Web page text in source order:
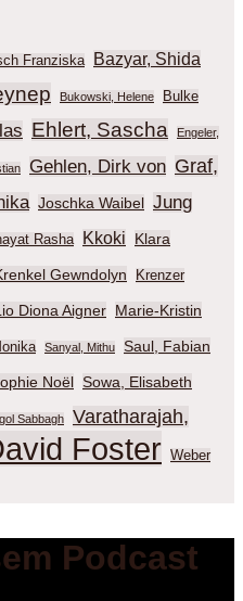
Franziska Bazyar, Shida
Bukowski, Helene Bulke
Ehlert, Sascha Engeler,
Gehlen, Dirk von Graf,
Joschka Waibel Jung
Rasha Kkoki Klara
Gewndolyn Krenzer
Diona Aigner Marie-Kristin
Sanyal, Mithu Saul, Fabian
Noël Sowa, Elisabeth
Sabbagh
Varatharajah,
Foster Weber
Podcast